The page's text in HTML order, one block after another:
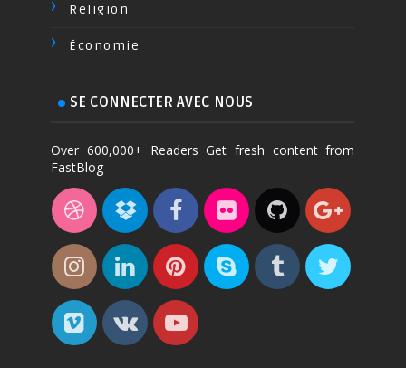
Religion
Économie
SE CONNECTER AVEC NOUS
Over 600,000+ Readers Get fresh content from
FastBlog